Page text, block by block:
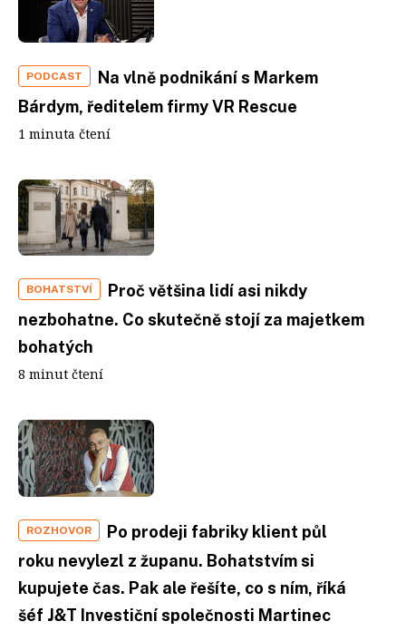
PODCAST
Na vlně podnikání s Markem
Bárdym, ředitelem firmy VR Rescue
1 minuta čtení
BOHATSTVÍ
Proč většina lidí asi nikdy
nezbohatne. Co skutečně stojí za majetkem
bohatých
8 minut čtení
ROZHOVOR
Po prodeji fabriky klient půl
roku nevylezl z županu. Bohatstvím si
kupujete čas. Pak ale řešíte, co s ním, říká
šéf J&T Investiční společnosti Martinec